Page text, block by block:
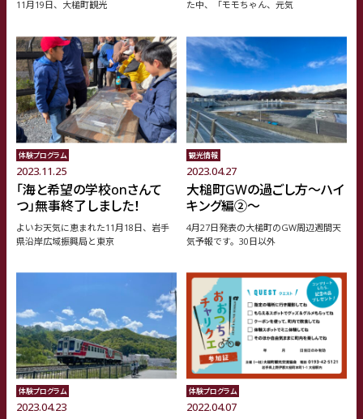
11月19日、大槌町観光
た中、「モモちゃん、元気
2023.11.25
体験プログラム
「海と希望の学校onさんて
つ」無事終了しました！
よいお天気に恵まれた11月18日、岩手
県沿岸広域振興局と東京
2023.04.27
観光情報
大槌町GWの過ごし方〜ハイ
キング編②〜
4月27日発表の大槌町のGW周辺週間天
気予報です。30日以外
2023.04.23
体験プログラム
2022.04.07
体験プログラム